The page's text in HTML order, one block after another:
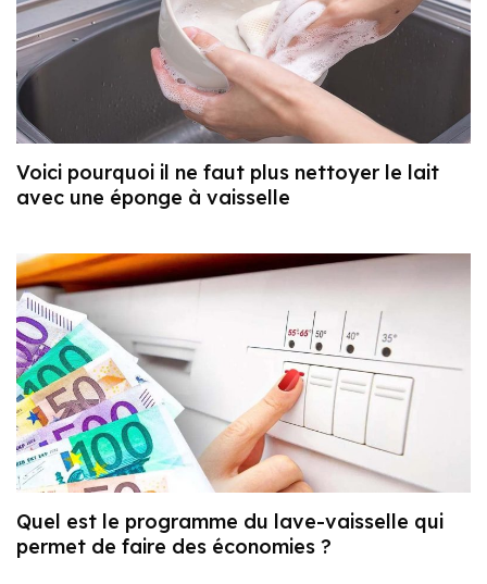
Voici pourquoi il ne faut plus nettoyer le lait
avec une éponge à vaisselle
Quel est le programme du lave-vaisselle qui
permet de faire des économies ?